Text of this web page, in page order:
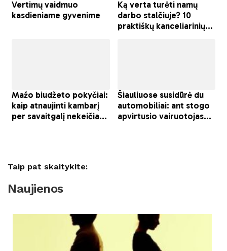
Taip pat skaitykite:
Naujienos